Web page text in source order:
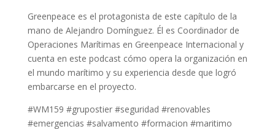
Greenpeace es el protagonista de este capítulo de la
mano de Alejandro Domínguez. Él es Coordinador de
Operaciones Marítimas en Greenpeace Internacional y
cuenta en este podcast cómo opera la organización en
el mundo marítimo y su experiencia desde que logró
embarcarse en el proyecto.
#WM159 #grupostier #seguridad #renovables
#emergencias #salvamento #formacion #maritimo